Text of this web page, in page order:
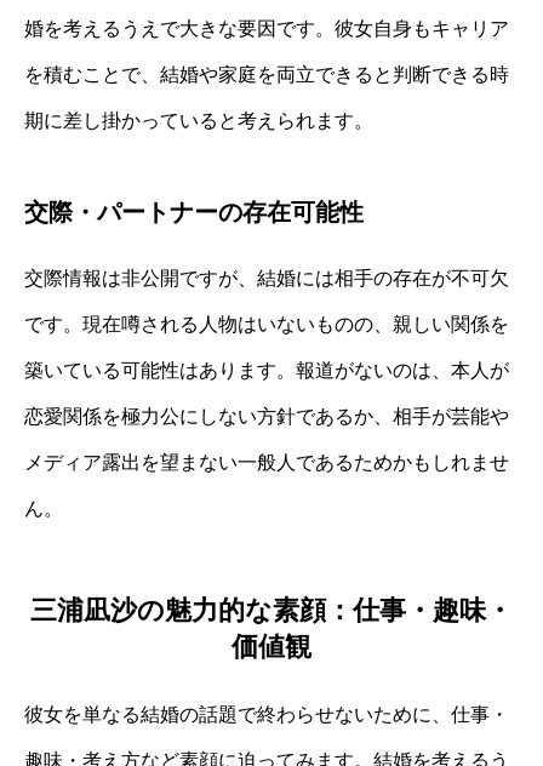
婚を考えるうえで大きな要因です。彼女自身もキャリア
を積むことで、結婚や家庭を両立できると判断できる時
期に差し掛かっていると考えられます。
交際・パートナーの存在可能性
交際情報は非公開ですが、結婚には相手の存在が不可欠
です。現在噂される人物はいないものの、親しい関係を
築いている可能性はあります。報道がないのは、本人が
恋愛関係を極力公にしない方針であるか、相手が芸能や
メディア露出を望まない一般人であるためかもしれませ
ん。
三浦凪沙の魅力的な素顔：仕事・趣味・
価値観
彼女を単なる結婚の話題で終わらせないために、仕事・
趣味・考え方など素顔に迫ってみます。結婚を考えるう